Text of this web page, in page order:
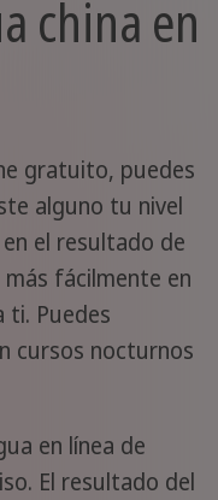
china en
gratuito, puedes
alguno tu nivel
el resultado de
fácilmente en
ti. Puedes
cursos nocturnos
en línea de
El resultado del